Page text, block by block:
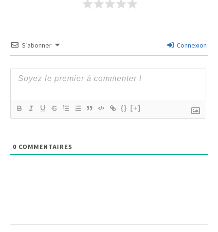
S’abonner Connexion
{} [+]
0 COMMENTAIRES